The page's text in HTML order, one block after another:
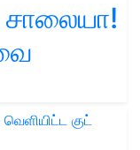
சாலையா!